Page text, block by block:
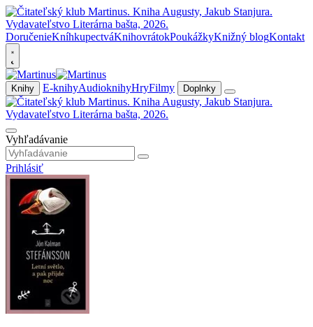
DoručenieKníhkupectváKnihovrátokPoukážkyKnižný blogKontakt
Knihy E-knihyAudioknihyHryFilmy Doplnky
Vyhľadávanie
Prihlásiť